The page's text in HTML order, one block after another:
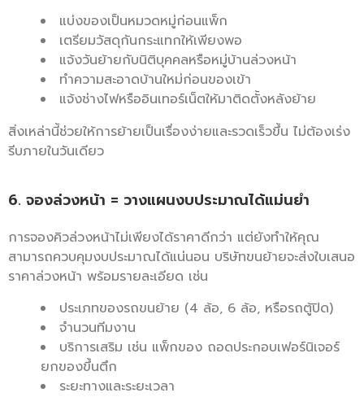
แบ่งของเป็นหมวดหมู่ก่อนแพ็ก
เตรียมวัสดุกันกระแทกให้เพียงพอ
แจ้งวันย้ายกับนิติบุคคลหรือหมู่บ้านล่วงหน้า
ทำความสะอาดบ้านใหม่ก่อนของเข้า
แจ้งช่างไฟหรืออินเทอร์เน็ตให้มาติดตั้งหลังย้าย
สิ่งเหล่านี้ช่วยให้การย้ายเป็นเรื่องง่ายและรวดเร็วขึ้น ไม่ต้องเร่ง
รีบภายในวันเดียว
6. จองล่วงหน้า = วางแผนงบประมาณได้แม่นยำ
การจองคิวล่วงหน้าไม่เพียงได้ราคาดีกว่า แต่ยังทำให้คุณ
สามารถควบคุมงบประมาณได้แน่นอน บริษัทขนย้ายจะส่งใบเสนอ
ราคาล่วงหน้า พร้อมรายละเอียด เช่น
ประเภทของรถขนย้าย (4 ล้อ, 6 ล้อ, หรือรถตู้ปิด)
จำนวนทีมงาน
บริการเสริม เช่น แพ็กของ ถอดประกอบเฟอร์นิเจอร์
ยกของขึ้นตึก
ระยะทางและระยะเวลา